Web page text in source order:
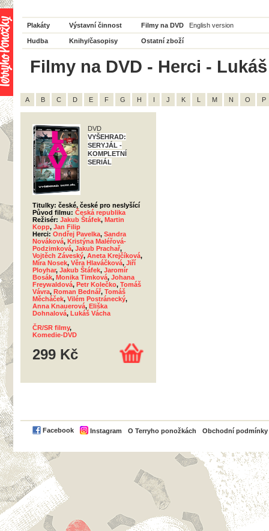
Plakáty Výstavní činnost Filmy na DVD English version
Hudba Knihy/časopisy Ostatní zboží
Filmy na DVD - Herci -
A B C D E F G H I J K L M N O P
DVD
VYŠEHRAD:
SERYJÁL -
KOMPLETNÍ
SERIÁL
Titulky: české, české pro neslyšící
Původ filmu: Česká republika
Režisér: Jakub Štáfek, Martin
Kopp, Jan Filip
Herci: Ondřej Pavelka, Sandra
Nováková, Kristýna Maléřová-
Podzimková, Jakub Prachař,
Vojtěch Záveský, Aneta Krejčíková,
Míra Nosek, Věra Hlaváčková, Jiří
Ployhar, Jakub Štáfek, Jaromír
Bosák, Monika Timková, Johana
Freywaldová, Petr Kolečko, Tomáš
Vávra, Roman Bednář, Tomáš
Měcháček, Vilém Postránecký,
Anna Knauerová, Eliška
Dohnalová, Lukáš Vácha
ČR/SR filmy,
Komedie-DVD
299 Kč
Facebook Instagram O Terryho ponožkách Obchodní podmínky
PayPal